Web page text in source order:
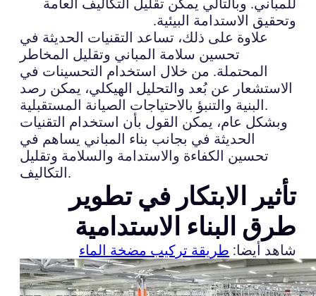
للمباني. وبالتالي يمكن تقليل التكاليف العامة
وتحقيق الاستدامة البيئية.
علاوة على ذلك، تساعد التقنيات الحديثة في
تحسين سلامة المباني وتقليل المخاطر
المحتملة. من خلال استخدام التحسينات في
الاستشعار عن بُعد والتحليل الهيكلي، يمكن رصد
البنية والتنبؤ بالاحتياجات الصيانة المستقبلية.
وبشكل عام، يمكن القول بأن استخدام التقنيات
الحديثة في بجانب بناء المباني يساهم في
تحسين الكفاءة والاستدامة والسلامة وتقليل
التكاليف.
تأثير الابتكار في تطوير
طرق البناء الاستدامية
شاهد أيضا: طريقة تركيب مضخة الماء